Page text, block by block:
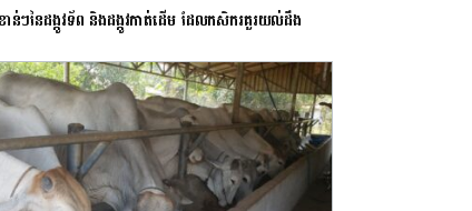
ៗនៃដង្កូវទ័ព និងដង្កូវកាត់ដើម ដែលកសិករគួរយល់ដឹង